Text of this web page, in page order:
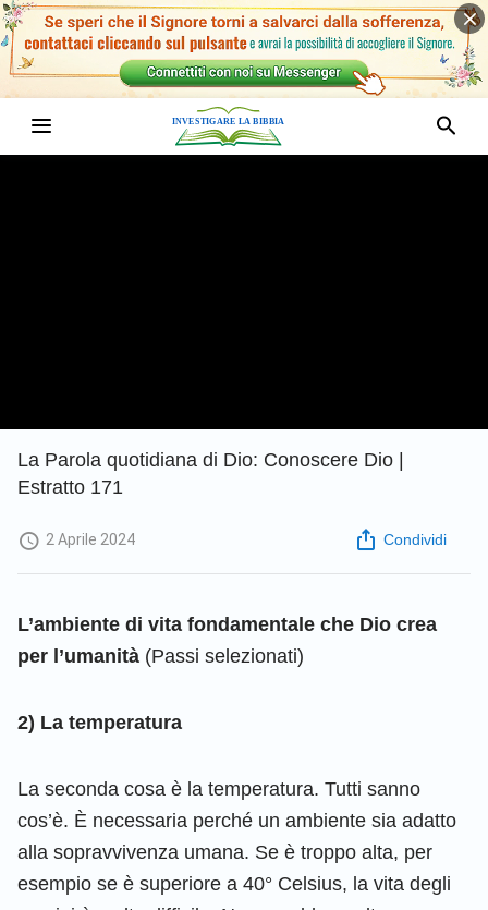
La Parola quotidiana di Dio: Conoscere Dio |
Estratto 171
2 Aprile 2024 Condividi
L’ambiente di vita fondamentale che Dio crea
per l’umanità (Passi selezionati)
2) La temperatura
La seconda cosa è la temperatura. Tutti sanno
cos’è. È necessaria perché un ambiente sia adatto
alla sopravvivenza umana. Se è troppo alta, per
esempio se è superiore a 40° Celsius, la vita degli